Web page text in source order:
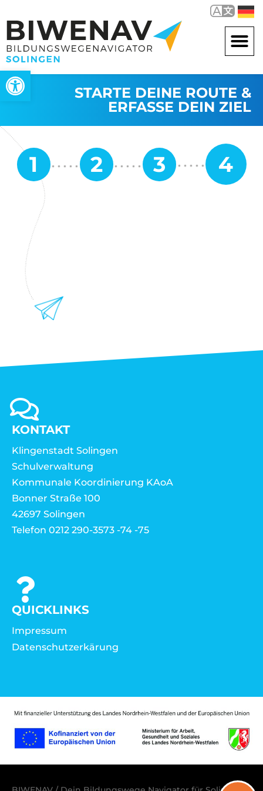
Werkzeugleiste öffnen
STARTE DEINE ROUTE &
ERFASSE DEIN ZIEL
KONTAKT
Klingenstadt Solingen
Schulverwaltung
Kommunale Koordinierung KAoA
Bonner Straße 100
42697 Solingen
Telefon 0212 290-3573 -74 -75
QUICKLINKS
Impressum
Datenschutzerkärung